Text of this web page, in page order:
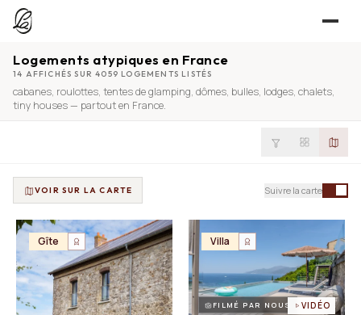
JE CHERCHE
TROUVER UN LIEU
Séjours, tournages, événements — l’annuaire
PROPOSER MON LIEU
Annuaire + reportage photo-vidéo, 0 % commission
Déjà référencé ?Espace pro
Offre conciergeries
Offre agences immobilières
EXPLORER
JOURNAL
Lieux, idées et art de vivre
UNE QUESTION ?
Logements atypiques en France
14 AFFICHÉS SUR 4059 LOGEMENTS LISTÉS
cabanes, roulottes, tentes de glamping, dômes, bulles, lodges, chalets,
tiny houses— partout en France.
VOIR SUR LA CARTE Suivre la carte
Gîte Villa
FILMÉ PAR NOUS VIDÉO